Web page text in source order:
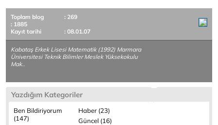
Toplam blog
: 269
: 1885
Kayıt tarihi
: 08.01.07
Kabataş Erkek Lisesi Matematik (1992) Marmara
Üniversitesi Teknik Bilimler Meslek Yüksekokulu
Mak..
Yazdığım Kategoriler
Ben Bildiriyorum
(147)
Haber (23)
Güncel (16)